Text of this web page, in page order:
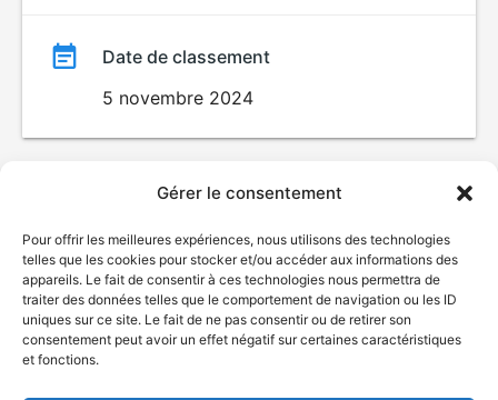
Gérer le consentement
Pour offrir les meilleures expériences, nous utilisons des technologies
telles que les cookies pour stocker et/ou accéder aux informations des
appareils. Le fait de consentir à ces technologies nous permettra de
traiter des données telles que le comportement de navigation ou les ID
uniques sur ce site. Le fait de ne pas consentir ou de retirer son
consentement peut avoir un effet négatif sur certaines caractéristiques
et fonctions.
Date de classement
5 novembre 2024